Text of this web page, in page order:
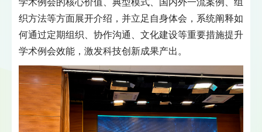
织方法等方面展开介绍，并立足自身体会，系统阐释如
何通过定期组织、协作沟通、文化建设等重要措施提升
学术例会效能，激发科技创新成果产出。